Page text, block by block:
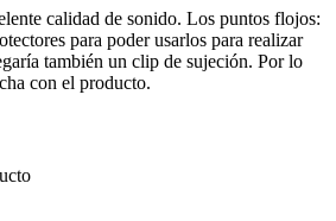
calidad de sonido. Los puntos flojos:
para poder usarlos para realizar
también un clip de sujeción. Por lo
con el producto.